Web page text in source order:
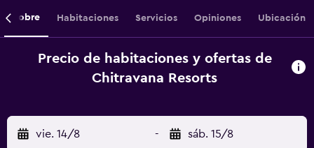
Sobre Habitaciones Servicios Opiniones Ubicación
Precio de habitaciones y ofertas de
Chitravana Resorts
vie. 14/8 - sáb. 15/8